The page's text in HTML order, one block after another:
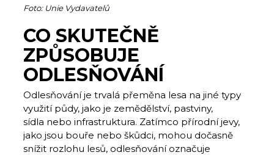
Foto: Unie Vydavatelů
CO SKUTEČNĚ
ZPŮSOBUJE
ODLESŇOVÁNÍ
Odlesňování je trvalá přeměna lesa na jiné typy
využití půdy, jako je zemědělství, pastviny,
sídla nebo infrastruktura. Zatímco přírodní jevy,
jako jsou bouře nebo škůdci, mohou dočasně
snížit rozlohu lesů, odlesňování označuje